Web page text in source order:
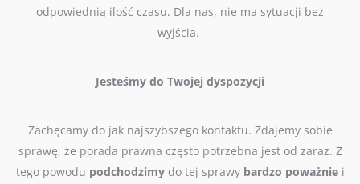
odpowiednią ilość czasu. Dla nas, nie ma sytuacji bez
wyjścia.
Jesteśmy do Twojej dyspozycji
Zachęcamy do jak najszybszego kontaktu. Zdajemy sobie
sprawę, że porada prawna często potrzebna jest od zaraz. Z
tego powodu podchodzimydo tej sprawy bardzo poważniei